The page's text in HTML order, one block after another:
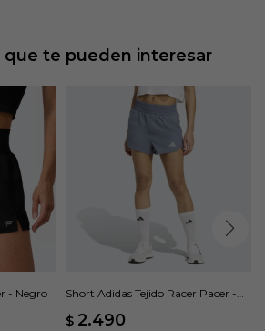
que te pueden interesar
- Negro
Short Adidas Tejido Racer Pacer -
$ 2.490